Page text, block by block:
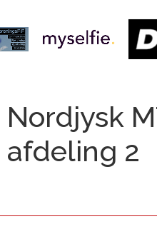
Nordjysk
afdeling 2